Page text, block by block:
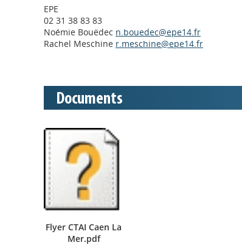
EPE
02 31 38 83 83
Noémie Bouëdec n.bouedec@epe14.fr
Rachel Meschine r.meschine@epe14.fr
Documents
Flyer CTAI Caen La
Mer.pdf